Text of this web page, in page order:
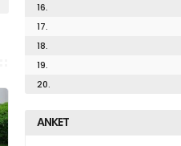
16.
17.
18.
19.
20.
ANKET